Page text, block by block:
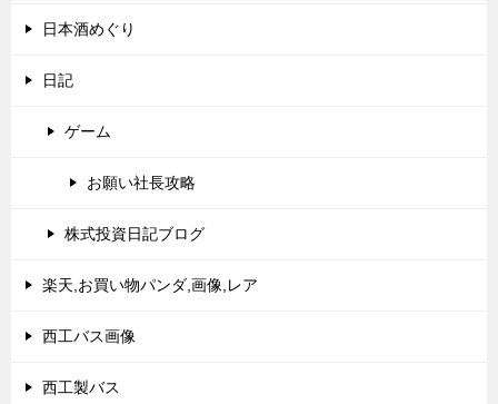
日本酒めぐり
日記
ゲーム
お願い社長攻略
株式投資日記ブログ
楽天,お買い物パンダ,画像,レア
西工バス画像
西工製バス